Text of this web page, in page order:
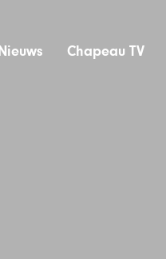
Nieuws Chapeau TV